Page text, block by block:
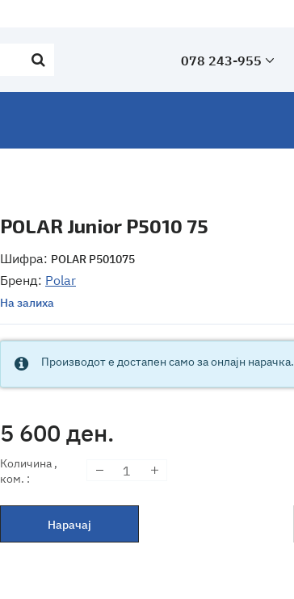
078 243-955
POLAR Junior P5010 75
Шифра: POLAR P501075
Бренд: Polar
На залиха
Производот е достапен само за онлајн нарачка.
5 600 ден.
Количина ,
ком. :
Нарачај